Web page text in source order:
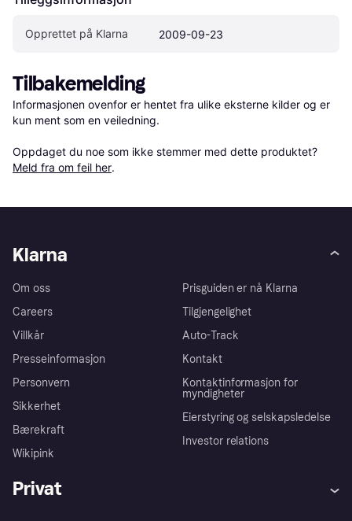
Opprettet på Klarna 2009-09-23
Tilbakemelding
Informasjonen ovenfor er hentet fra ulike eksterne kilder og er
kun ment som en veiledning.
Oppdaget du noe som ikke stemmer med dette produktet?
Meld fra om feil her.
Klarna
Om oss
Careers
Villkår
Presseinformasjon
Personvern
Sikkerhet
Bærekraft
Wikipink
Prisguiden er nå Klarna
Tilgjengelighet
Auto-Track
Kontakt
Kontaktinformasjon for
myndigheter
Eierstyring og selskapsledelse
Investor relations
Privat